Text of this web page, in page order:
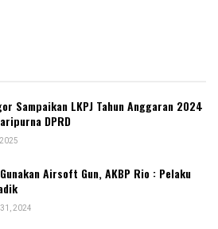
Sampaikan LKPJ Tahun Anggaran 2024
DPRD
Airsoft Gun, AKBP Rio : Pelaku
2024